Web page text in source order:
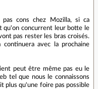
cons chez Mozilla, si ca
qu'on concurrent leur botte le
pas rester les bras croisés.
avec la prochaine
peut être même pas eu le
tel que nous le connaissons
plus qu'une foire pas possible